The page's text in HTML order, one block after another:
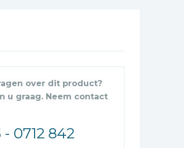
over dit product?
u graag. Neem contact
- 0712 842